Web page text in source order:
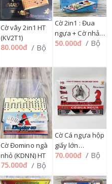
Cờ vây 2in1 HT
(KV2T1)
80.000đ / Bộ
Cờ 2in1 : Đua
ngựa + Cờ nhảy
(KCNN) HT
50.000đ / Bộ
Cờ Đomino ngà
nhỏ (KDNN) HT
75.000đ / Bộ
Cờ Cá ngựa hộp
giấy lớn
(KCNHGL) HT
70.000đ / Bộ